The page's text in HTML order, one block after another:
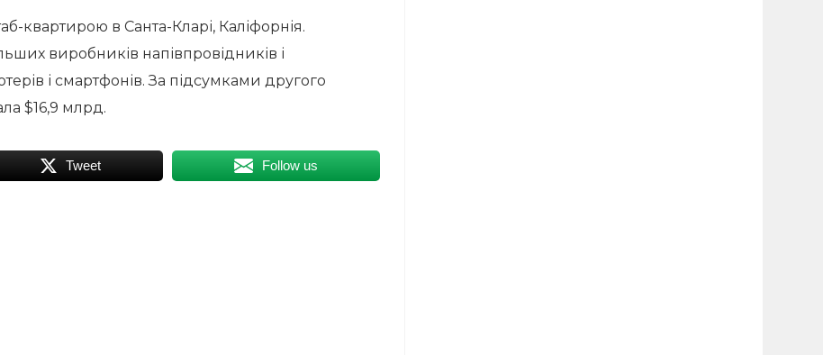
квартирою в Санта-Кларі, Каліфорнія.
виробників напівпровідників і
і смартфонів. За підсумками другого
$16,9 млрд.
Tweet Follow us